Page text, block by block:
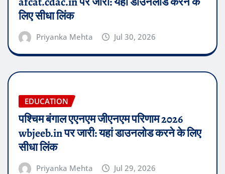
लिए सीधा लिंक
Priyanka Mehta Jul 30, 2026
EDUCATION
पश्चिम बंगाल एएनएम जीएनएम परिणाम 2026
wbjeeb.in पर जारी: यहां डाउनलोड करने के लिए
सीधा लिंक
Priyanka Mehta Jul 29, 2026